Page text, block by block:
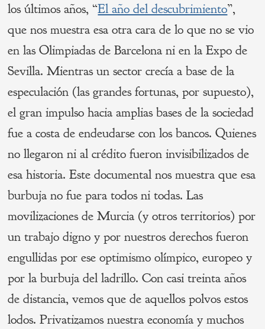
los últimos años, “El año del descubrimiento”,
que nos muestra esa otra cara de lo que no se vio
en las Olimpiadas de Barcelona ni en la Expo de
Sevilla. Mientras un sector crecía a base de la
especulación (las grandes fortunas, por supuesto),
el gran impulso hacia amplias bases de la sociedad
fue a costa de endeudarse con los bancos. Quienes
no llegaron ni al crédito fueron invisibilizados de
esa historia. Este documental nos muestra que esa
burbuja no fue para todos ni todas. Las
movilizaciones de Murcia (y otros territorios) por
un trabajo digno y por nuestros derechos fueron
engullidas por ese optimismo olímpico, europeo y
por la burbuja del ladrillo. Con casi treinta años
de distancia, vemos que de aquellos polvos estos
lodos. Privatizamos nuestra economía y muchos